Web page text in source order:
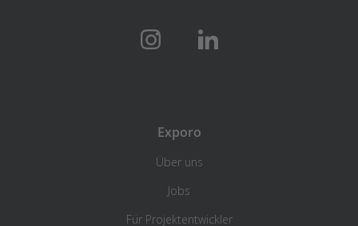
Exporo
Über uns
Jobs
Für Projektentwickler